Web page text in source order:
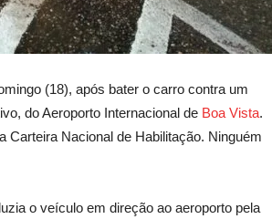
(18), após bater o carro contra um
do Aeroporto Internacional de Boa Vista.
Carteira Nacional de Habilitação. Ninguém
o veículo em direção ao aeroporto pela